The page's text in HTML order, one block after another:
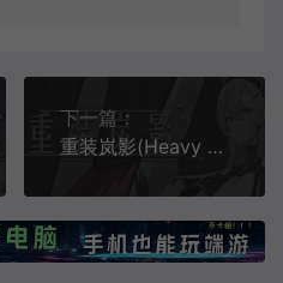
下一篇：
重装岚影(Heavy Storm Shadow)简中|PC|ACT|上帝视角roguelike幸存者游戏